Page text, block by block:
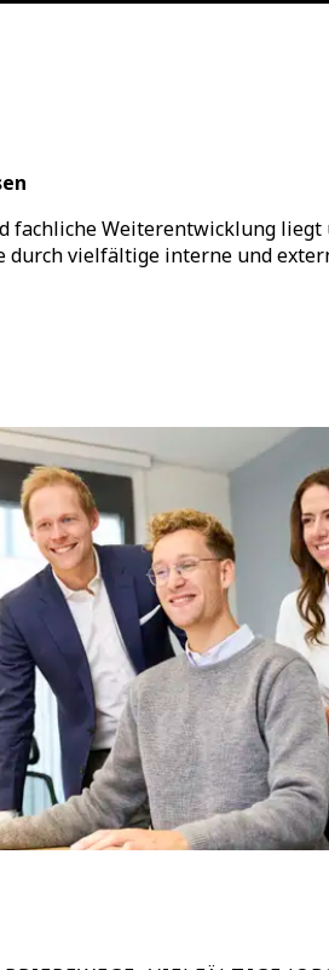
fachliche Weiterentwicklung liegt
durch vielfältige interne und